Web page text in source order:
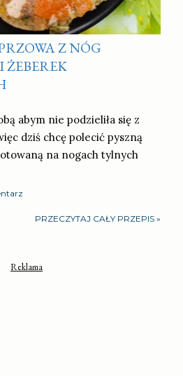
Z NÓG
ŻEBEREK
abym nie podzieliła się z
dziś chcę polecić pyszną
na nogach tylnych
PRZECZYTAJ CAŁY PRZEPIS »